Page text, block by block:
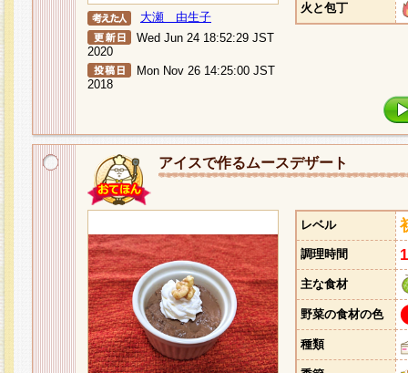
大瀬 由生子
Wed Jun 24 18:52:29 JST
2020
Mon Nov 26 14:25:00 JST
2018
火と包丁
アイスで作るムースデザート
レベル
調理時間
主な食材
野菜の食材の色
種類